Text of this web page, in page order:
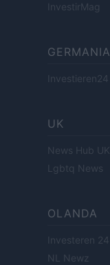
InvestirMag
GERMANIA
Investieren24
UK
News Hub UK
Lgbtq News
OLANDA
Investeren 24
NL Newz